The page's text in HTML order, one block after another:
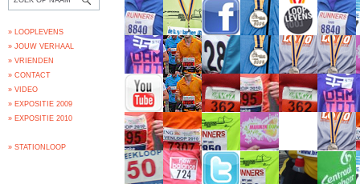
» LOOPLEVENS
» JOUW VERHAAL
» VRIENDEN
» CONTACT
» VIDEO
» EXPOSITIE 2009
» EXPOSITIE 2010
» STATIONLOOP